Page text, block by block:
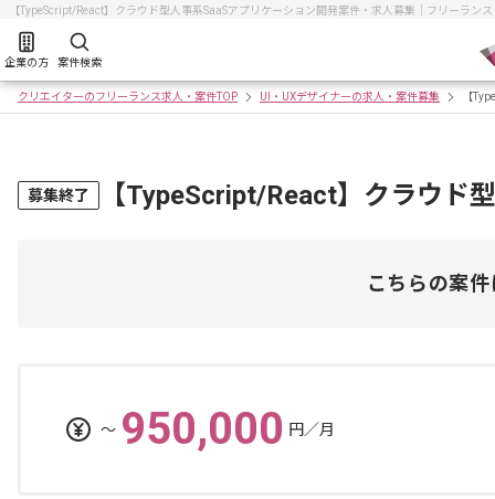
【TypeScript/React】クラウド型人事系SaaSアプリケーション開発案件・求人募集｜フリーラン
企業の方 案件検索
クリエイターのフリーランス求人・案件TOP UI・UXデザイナーの求人・案件募集 【
募集終了 【TypeScript/React】クラウド
こちらの案
〜 950,000 円／月